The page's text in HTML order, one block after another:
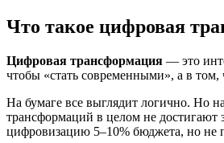
Что такое цифровая
Цифровая трансформация — это
чтобы «стать современными», а в том,
На бумаге все выглядит логично. Но
трансформаций в целом не достигают
цифровизацию 5–10% бюджета, но не